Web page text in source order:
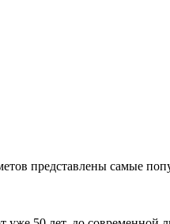
представлены самые